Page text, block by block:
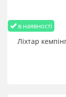
в наявності
Ліхтар